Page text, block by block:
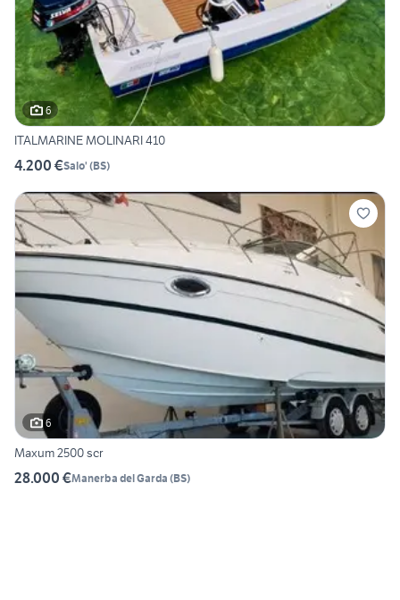
6
ITALMARINE MOLINARI 410
4.200 €Salo' (BS)
6
Maxum 2500 scr
28.000 €Manerba del Garda (BS)